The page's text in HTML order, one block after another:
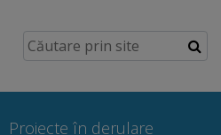
Proiecte în derulare